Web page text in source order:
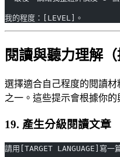
我的程度：[LEVEL]。
閱讀與聽力理解（
選擇適合自己程度的閱讀
之一。這些提示會根據你
19. 產生分級閱讀文章
請用[TARGET LANGUAGE]寫